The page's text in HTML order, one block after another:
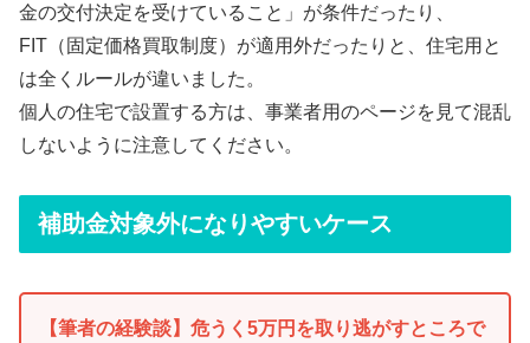
金の交付決定を受けていること」が条件だったり、
FIT（固定価格買取制度）が適用外だったりと、住宅用と
は全くルールが違いました。
個人の住宅で設置する方は、事業者用のページを見て混乱
しないように注意してください。
補助金対象外になりやすいケース
【筆者の経験談】危うく5万円を取り逃がすところで